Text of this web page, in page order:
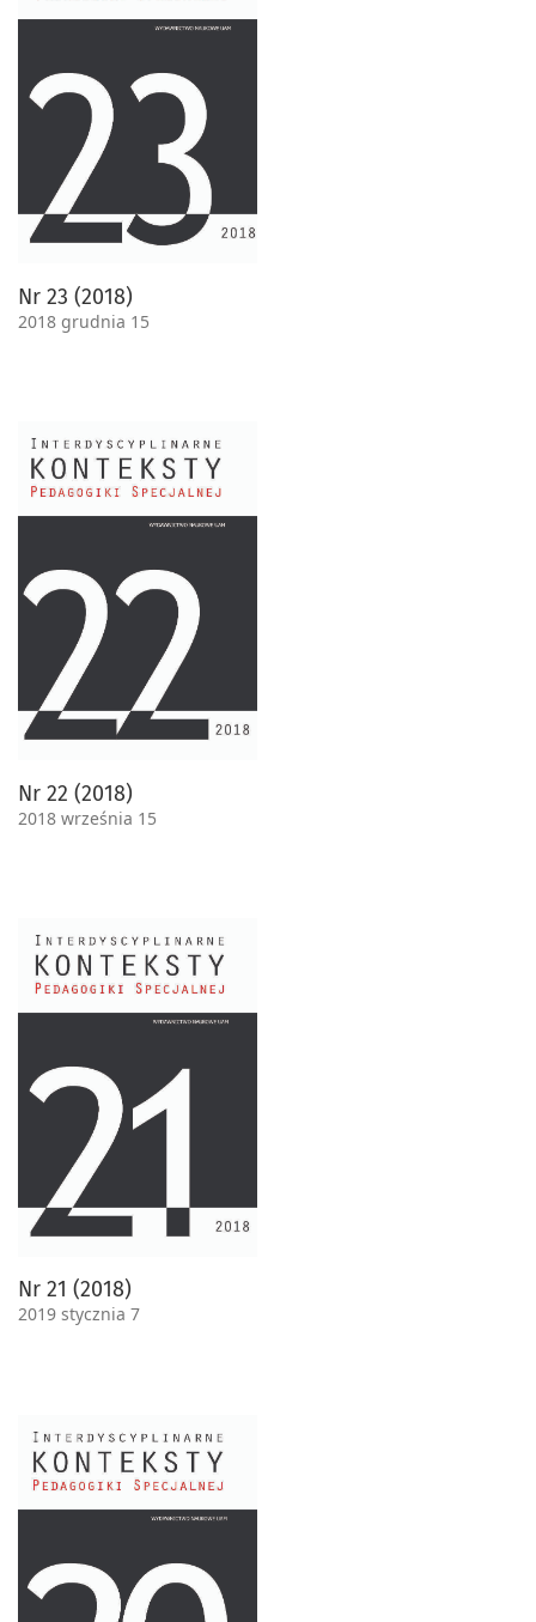
Nr 23 (2018)
2018 grudnia 15
Nr 22 (2018)
2018 września 15
Nr 21 (2018)
2019 stycznia 7